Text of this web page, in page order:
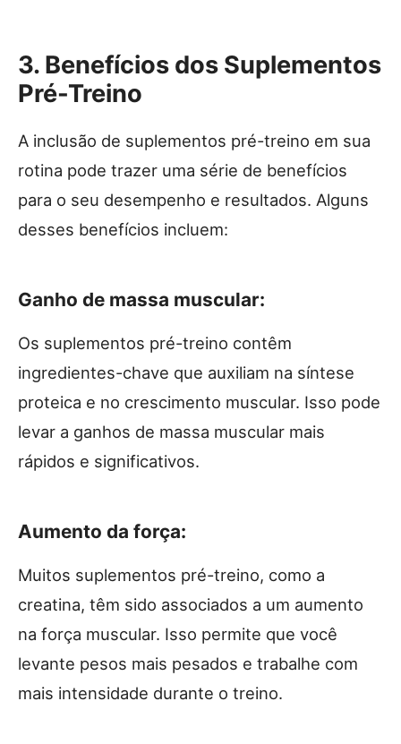
3. Benefícios dos Suplementos
Pré-Treino
A inclusão de suplementos pré-treino em sua
rotina pode trazer uma série de benefícios
para o seu desempenho e resultados. Alguns
desses benefícios incluem:
Ganho de massa muscular:
Os suplementos pré-treino contêm
ingredientes-chave que auxiliam na síntese
proteica e no crescimento muscular. Isso pode
levar a ganhos de massa muscular mais
rápidos e significativos.
Aumento da força:
Muitos suplementos pré-treino, como a
creatina, têm sido associados a um aumento
na força muscular. Isso permite que você
levante pesos mais pesados e trabalhe com
mais intensidade durante o treino.